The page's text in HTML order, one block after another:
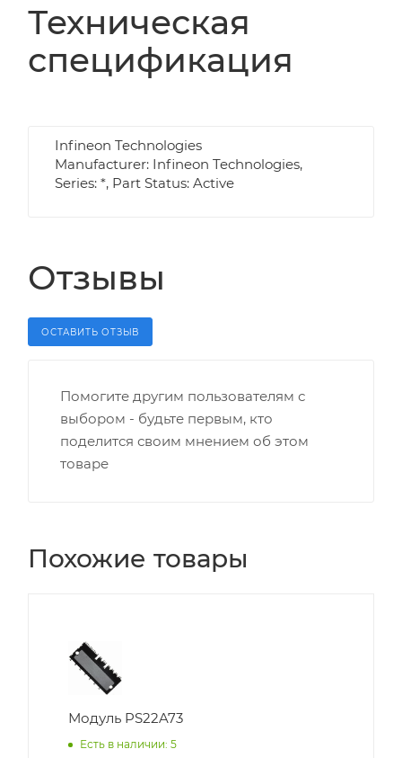
Техническая
спецификация
Infineon Technologies
Manufacturer: Infineon Technologies,
Series: *, Part Status: Active
Отзывы
ОСТАВИТЬ ОТЗЫВ
Помогите другим пользователям с
выбором - будьте первым, кто
поделится своим мнением об этом
товаре
Похожие товары
Модуль PS22A73
Есть в наличии: 5